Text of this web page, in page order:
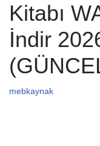
Kitabı
İndir
mebkaynak